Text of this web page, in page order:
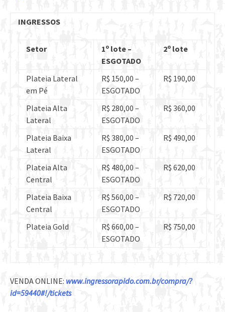
INGRESSOS
Setor 1o lote –
ESGOTADO
2o lote
Plateia Lateral
em Pé
R$ 150,00 –
ESGOTADO
R$ 190,00
Plateia Alta
Lateral
R$ 280,00 –
ESGOTADO
R$ 360,00
Plateia Baixa
Lateral
R$ 380,00 –
ESGOTADO
R$ 490,00
Plateia Alta
Central
R$ 480,00 –
ESGOTADO
R$ 620,00
Plateia Baixa
Central
R$ 560,00 –
ESGOTADO
R$ 720,00
Plateia Gold
R$ 660,00 –
ESGOTADO
R$ 750,00
VENDA ONLINE: www.ingressorapido.com.br/compra/?
id=59440#!/tickets